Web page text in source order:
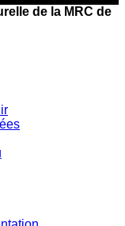
de la MRC de